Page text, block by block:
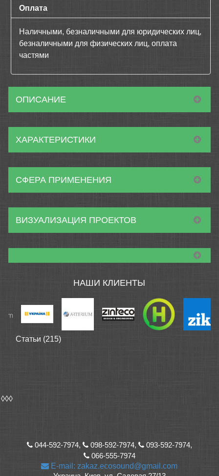
Оплата
Наличными, безналичными для юридических лиц,
безналичными для физических лиц, оплата
частями
ОПИСАНИЕ
ХАРАКТЕРИСТИКИ
СФЕРА ПРИМЕНЕНИЯ
ВИЗУАЛИЗАЦИЯ ПРОЕКТОВ
НАШИ КЛИЕНТЫ
Статьи (215)
◊◊◊
044-592-7974, 098-592-7974,
093-592-7974,
066-555-7974
E-mail: zakaz.ecosound@gmail.com